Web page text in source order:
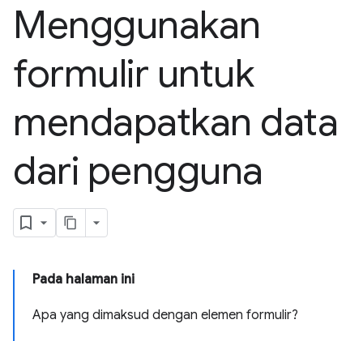
Menggunakan
formulir untuk
mendapatkan data
dari pengguna
Pada halaman ini
Apa yang dimaksud dengan elemen formulir?